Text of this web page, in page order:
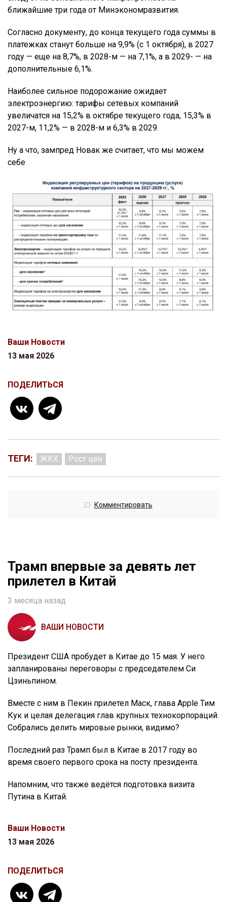
ближайшие три года от Минэкономразвития.
Согласно документу, до конца текущего года суммы в
платежках станут больше на 9,9% (с 1 октября), в 2027
году — еще на 8,7%, в 2028-м — на 7,1%, а в 2029- — на
дополнительные 6,1%.
Наиболее сильное подорожание ожидает
электроэнергию: тарифы сетевых компаний
увеличатся на 15,2% в октябре текущего года, 15,3% в
2027-м, 11,2% — в 2028-м и 6,3% в 2029.
Ну а что, зампред Новак же считает, что мы можем
себе
Ваши Новости
13 мая 2026
ПОДЕЛИТЬСЯ
ТЕГИ: ЖКХ Рост цен
Комментировать
Трамп впервые за девять лет
прилетел в Китай
3 месяца назад
ВАШИ НОВОСТИ
Президент США пробудет в Китае до 15 мая. У него
запланированы переговоры с председателем Си
Цзиньпином.
Вместе с ним в Пекин прилетел Маск, глава Apple Тим
Кук и целая делегация глав крупных технокорпораций.
Собрались делить мировые рынки, видимо?
Последний раз Трамп был в Китае в 2017 году во
время своего первого срока на посту президента.
Напомним, что также ведётся подготовка визита
Путина в Китай.
Ваши Новости
13 мая 2026
ПОДЕЛИТЬСЯ